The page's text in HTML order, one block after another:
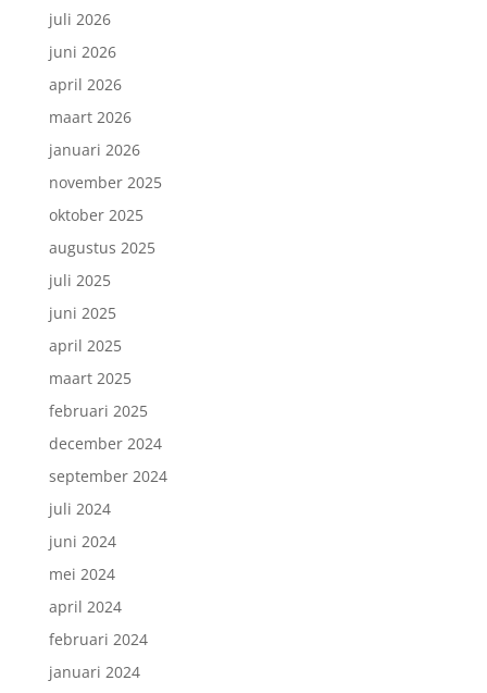
juli 2026
juni 2026
april 2026
maart 2026
januari 2026
november 2025
oktober 2025
augustus 2025
juli 2025
juni 2025
april 2025
maart 2025
februari 2025
december 2024
september 2024
juli 2024
juni 2024
mei 2024
april 2024
februari 2024
januari 2024